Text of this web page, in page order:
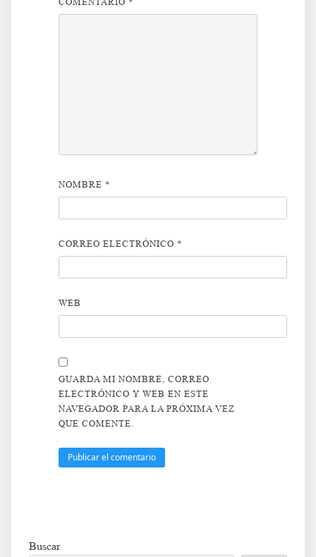
NOMBRE *
CORREO ELECTRÓNICO *
WEB
GUARDA MI NOMBRE, CORREO
ELECTRÓNICO Y WEB EN ESTE
NAVEGADOR PARA LA PRÓXIMA VEZ
QUE COMENTE.
Buscar